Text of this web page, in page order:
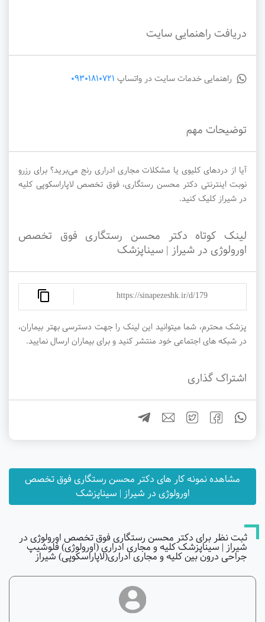
دریافت راهنمایی سایت
راهنمایی خدمات سایت در واتساپ 09301810721
توضیحات مهم
آیا از دردهای کلیوی یا مشکلات مجاری ادراری رنج می‌برید؟ برای رزرو
نوبت اینترنتی دکتر محسن رستگاری، فوق تخصص لاپاراسکوپی کلیه
در شیراز کلیک کنید.
لینک کوتاه دکتر محسن رستگاری فوق تخصص
اورولوژی در شیراز | سیناپزشک
https://sinapezeshk.ir/d/179
پزشک محترم، شما میتوانید این لینک را جهت دسترسی بهتر بیماران،
در شبکه های اجتماعی خود منتشر کنید و برای بیماران ارسال نمایید.
اشتراک گذاری
مشاهده نمونه کار های دکتر محسن رستگاری فوق تخصص
اورولوژی در شیراز | سیناپزشک
ثبت نظر برای دکتر محسن رستگاری فوق تخصص اورولوژی در
شیراز | سیناپزشک کلیه و مجاری ادراری (اورولوژی) فلوشیپ
جراحی درون بین کلیه و مجاری ادراری(لاپاراسکوپی) شیراز